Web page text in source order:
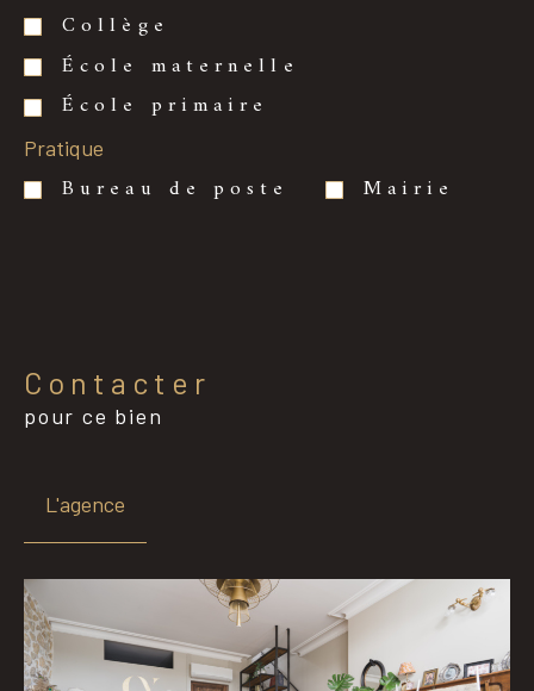
Collège
École maternelle
École primaire
Pratique
Bureau de poste Mairie
Contacter
pour ce bien
L'agence